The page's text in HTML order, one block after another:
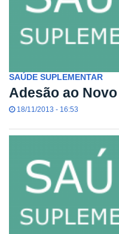
SAÚDE SUPLEMENTAR
Adesão ao
18/11/2013 - 16:53